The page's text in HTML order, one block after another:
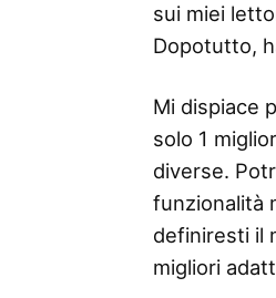
sui miei
Dopotutto,
Mi dispiace
solo 1
diverse.
funzionalità
definiresti il
migliori